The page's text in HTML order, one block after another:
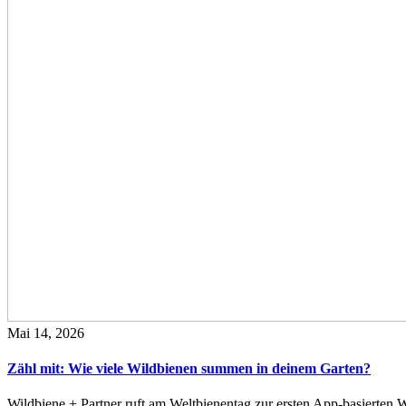
Mai 14, 2026
Zähl mit: Wie viele Wildbienen summen in deinem Garten?